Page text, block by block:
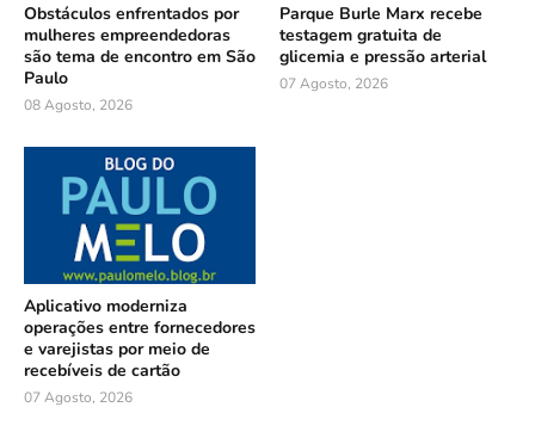
Obstáculos enfrentados por
mulheres empreendedoras
são tema de encontro em São
Paulo
08 Agosto, 2026
Parque Burle Marx recebe
testagem gratuita de
glicemia e pressão arterial
07 Agosto, 2026
Aplicativo moderniza
operações entre fornecedores
e varejistas por meio de
recebíveis de cartão
07 Agosto, 2026